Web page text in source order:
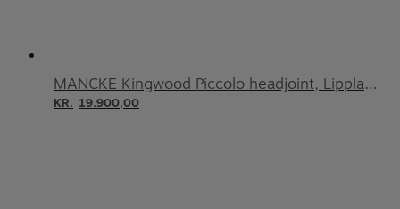
MANCKE Kingwood Piccolo headjoint, Lipplate, 14K Gold riser
KR. 19.900,00